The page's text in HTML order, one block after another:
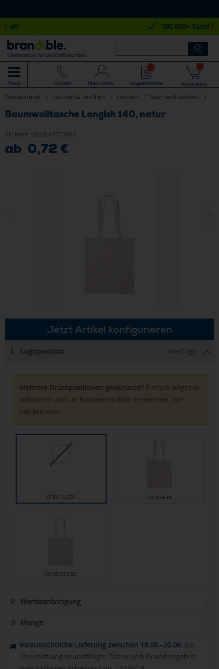
Werbemittel für Geschäftskunden
Menü Kontakt Mein Konto Angebotsliste Warenkorb
Werbeartikel Taschen & Textilien Taschen Baumwolltaschen
Baumwolltasche Longish 140, natur
Artikelnr.: 2028-AP721087
ab 0,72 €
Jetzt Artikel konfigurieren
1. Logoposition ohne Logo
Mehrere Druckpositionen gewünscht?Einfach Angebot
anfordern und im Kommentarfeld vermerken. Wir
melden uns!
ohne Logo Rückseite
Vorderseite
2. Werbeanbringung
3. Menge
Voraussichtliche Lieferung zwischen 18.08.–20.08. bei
Übermittlung druckfähiger Daten und Druckfreigaben